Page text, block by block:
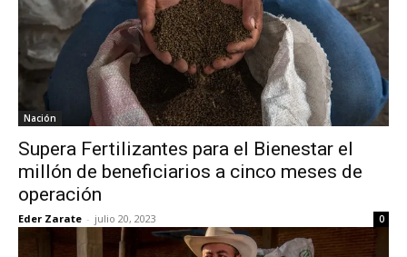
Nación
Supera Fertilizantes para el Bienestar el
millón de beneficiarios a cinco meses de
operación
Eder Zarate - julio 20, 2023 0